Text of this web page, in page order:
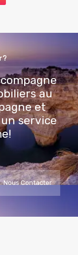
au
et
service
Nous Contacter